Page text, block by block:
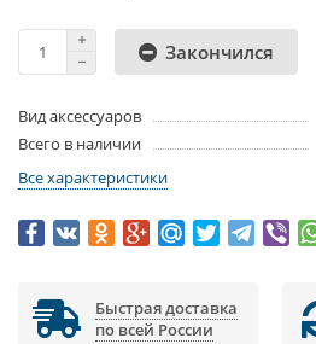
Закончился
Вид аксессуаров
Всего в наличии
Все характеристики
Быстрая доставка
по всей России